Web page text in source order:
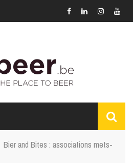
Bier and Bites : associations mets-